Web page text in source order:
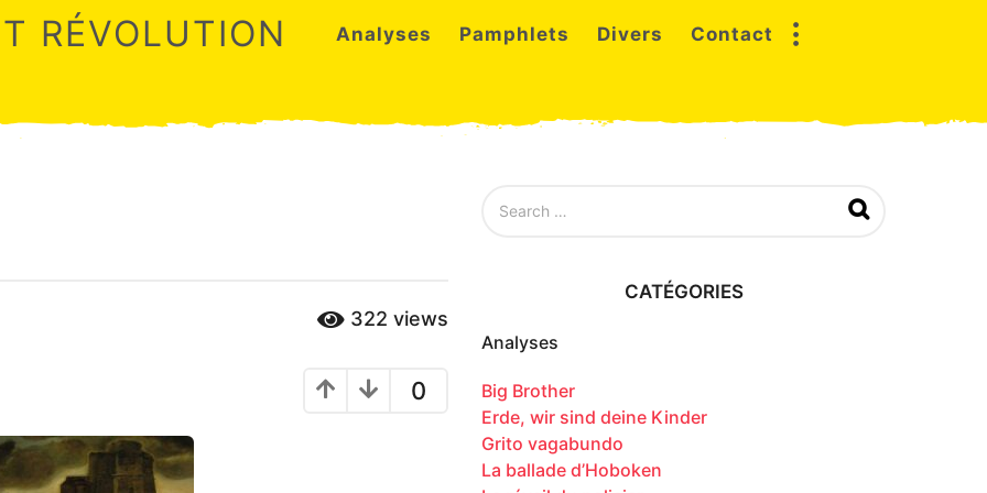
RÉVOLUTION Analyses Pamphlets Divers Contact
322 views
0
o
:
CATÉGORIES
Analyses
Big Brother
Erde, wir sind deine Kinder
Grito vagabundo
La ballade d’Hoboken